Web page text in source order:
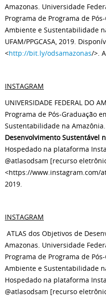
Amazonas. Universidade
Programa de Programa de
Ambiente e Sustentabilidade
UFAM/PPGCASA, 2019.
<http://bit.ly/odsamazonas/>.
INSTAGRAM
UNIVERSIDADE FEDERAL DO
Programa de Pós-Graduação
Sustentabilidade na Amazônia.
Desenvolvimento Sustentável
Hospedado na plataforma
@atlasodsam [recurso
<https://www.instagram.com/
2019.
INSTAGRAM
ATLAS dos Objetivos de
Amazonas. Universidade
Programa de Programa de
Ambiente e Sustentabilidade
Hospedado na plataforma
@atlasodsam [recurso